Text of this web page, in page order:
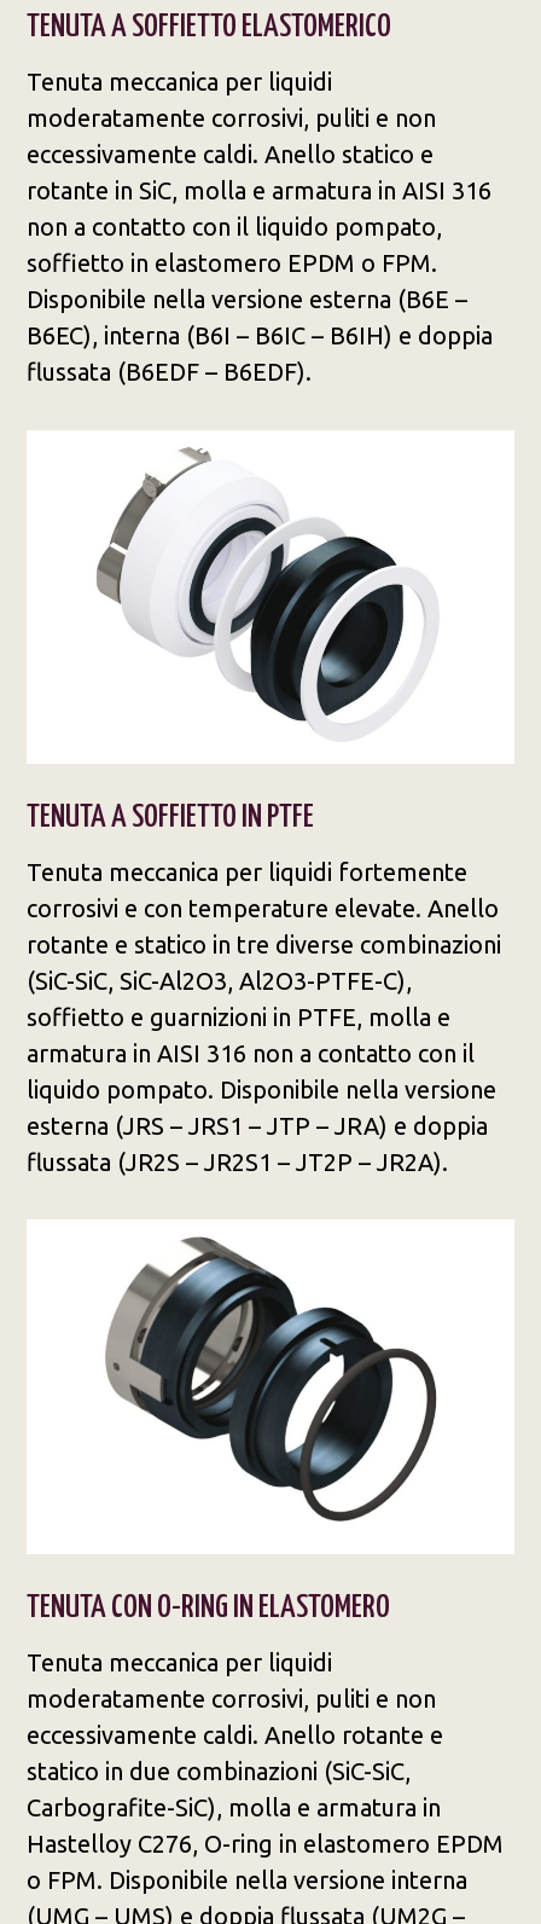
TENUTA A SOFFIETTO ELASTOMERICO
Tenuta meccanica per liquidi
moderatamente corrosivi, puliti e non
eccessivamente caldi. Anello statico e
rotante in SiC, molla e armatura in AISI 316
non a contatto con il liquido pompato,
soffietto in elastomero EPDM o FPM.
Disponibile nella versione esterna (B6E –
B6EC), interna (B6I – B6IC – B6IH) e doppia
flussata (B6EDF – B6EDF).
TENUTA A SOFFIETTO IN PTFE​
Tenuta meccanica per liquidi fortemente
corrosivi e con temperature elevate. Anello
rotante e statico in tre diverse combinazioni
(SiC-SiC, SiC-Al2O3, Al2O3-PTFE-C),
soffietto e guarnizioni in PTFE, molla e
armatura in AISI 316 non a contatto con il
liquido pompato. Disponibile nella versione
esterna (JRS – JRS1 – JTP – JRA) e doppia
flussata (JR2S – JR2S1 – JT2P – JR2A).
TENUTA CON O-RING IN ELASTOMERO
Tenuta meccanica per liquidi
moderatamente corrosivi, puliti e non
eccessivamente caldi. Anello rotante e
statico in due combinazioni (SiC-SiC,
Carbografite-SiC), molla e armatura in
Hastelloy C276, O-ring in elastomero EPDM
o FPM. Disponibile nella versione interna
(UMG – UMS) e doppia flussata (UM2G –